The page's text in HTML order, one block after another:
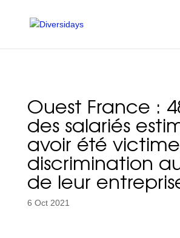
principal
Ouest France :
des salariés
avoir été
discrimination
de leur
6 Oct 2021